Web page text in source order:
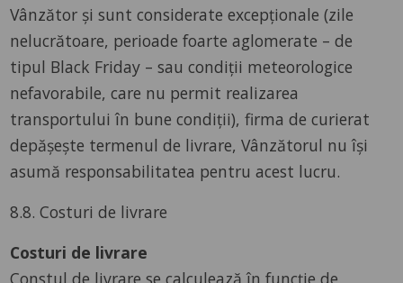
Vânzător și sunt considerate excepționale (zile
nelucrătoare, perioade foarte aglomerate – de
tipul Black Friday – sau condiții meteorologice
nefavorabile, care nu permit realizarea
transportului în bune condiții), firma de curierat
depășește termenul de livrare, Vânzătorul nu își
asumă responsabilitatea pentru acest lucru.
8.8. Costuri de livrare
Costuri de livrare
Constul de livrare se calculează în funcție de